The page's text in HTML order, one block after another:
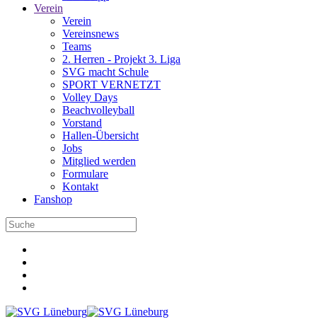
Verein
Verein
Vereinsnews
Teams
2. Herren - Projekt 3. Liga
SVG macht Schule
SPORT VERNETZT
Volley Days
Beachvolleyball
Vorstand
Hallen-Übersicht
Jobs
Mitglied werden
Formulare
Kontakt
Fanshop